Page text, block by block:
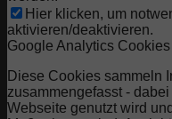
Hier klicken, um
aktivieren/deaktivieren.
Google Analytics Cookies
Diese Cookies sammeln
zusammengefasst -
Webseite genutzt wird